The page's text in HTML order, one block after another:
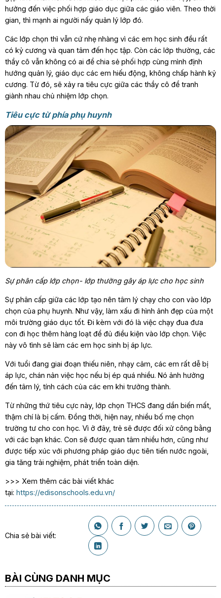
hưởng đến việc phối hợp giáo dục giữa các giáo viên. Theo thời
gian, thì mạnh ai người nấy quản lý lớp đó.
Các lớp chọn thì vẫn cứ nhẹ nhàng vì các em học sinh đều rất
có kỷ cương và quan tâm đến học tập. Còn các lớp thường, các
thầy cô vẫn không có ai để chia sẻ phối hợp cùng mình định
hướng quản lý, giáo dục các em hiếu động, không chấp hành kỷ
cương. Từ đó, sẽ xảy ra tiêu cực giữa các thầy cô để tranh
giành nhau chủ nhiệm lớp chọn.
Tiêu cực từ phía phụ huynh
Sự phân cấp lớp chọn- lớp thường gây áp lực cho học sinh
Sự phân cấp giữa các lớp tạo nên tâm lý chạy cho con vào lớp
chọn của phụ huynh. Như vậy, làm xấu đi hình ảnh đẹp của một
môi trường giáo dục tốt. Đi kèm với đó là việc chạy đua đưa
con đi học thêm hàng loạt để đủ điều kiện vào lớp chọn. Việc
này vô tình sẽ làm các em học sinh bị áp lực.
Với tuổi đang giai đoạn thiếu niên, nhạy cảm, các em rất dễ bị
áp lực, chán nản việc học nếu bị ép quá nhiều. Nó ảnh hưởng
đến tâm lý, tính cách của các em khi trưởng thành.
Từ những thứ tiêu cực này, lớp chọn THCS đang dần biến mất,
thậm chí là bị cấm. Đồng thời, hiện nay, nhiều bố mẹ chọn
trường tư cho con học. Vì ở đây, trẻ sẽ được đối xử công bằng
với các bạn khác. Con sẽ được quan tâm nhiều hơn, cũng như
được tiếp xúc với phương pháp giáo dục tiên tiến nước ngoài,
gia tăng trải nghiệm, phát triển toàn diện.
>>> Xem thêm các bài viết khác
tại: https://edisonschools.edu.vn/
Chia sẻ bài viết:
BÀI CÙNG DANH MỤC